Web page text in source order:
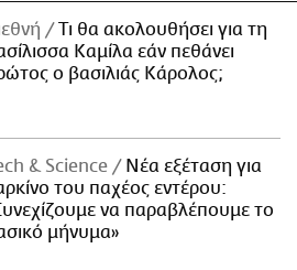
Τι θα ακολουθήσει για τη
Καμίλα εάν πεθάνει
ο βασιλιάς Κάρολος;
& Science
Νέα εξέταση για
του παχέος εντέρου:
να παραβλέπουμε το
μήνυμα»